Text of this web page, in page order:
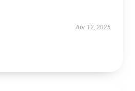
Apr 12, 2025